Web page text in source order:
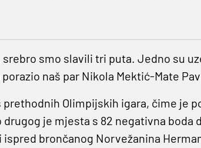
smo slavili tri puta. Jedno su
naš par Nikola Mektić-Mate
prethodnih Olimpijskih igara, čime je
je mjesta s 82 negativna boda
brončanog Norvežanina